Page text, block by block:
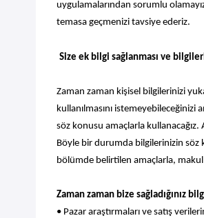
uygulamalarından sorumlu
temasa geçmenizi tavsiye ederiz.
Size ek bilgi sağlanması ve
Zaman zaman kişisel bilgilerinizi
kullanılmasını istemeyebileceğinizi
söz konusu amaçlarla
Böyle bir durumda bilgilerinizin söz
bölümde belirtilen amaçlarla,
Zaman zaman bize sağladığınız
• Pazar araştırmaları ve satış